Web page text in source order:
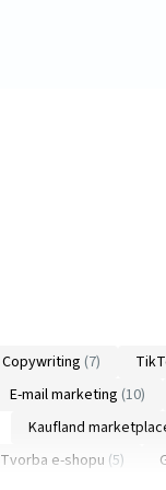
Copywriting (7)
E-mail marketing (10)
Kaufland
Tvorba e-shopu (5)